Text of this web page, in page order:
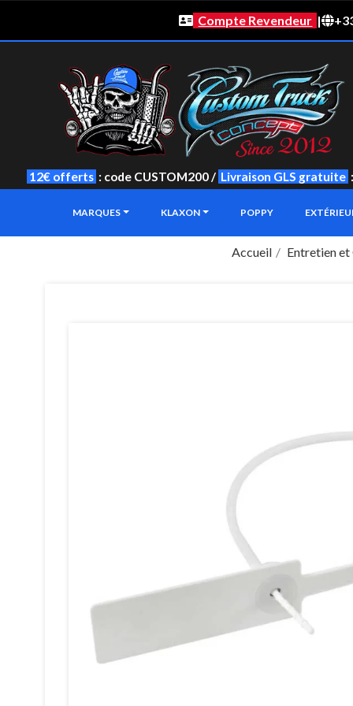
Compte Revendeur |
12€ offerts : code CUSTOM200 / Livraison GLS gratuite
MARQUES KLAXON POPPY
Accueil Entretien